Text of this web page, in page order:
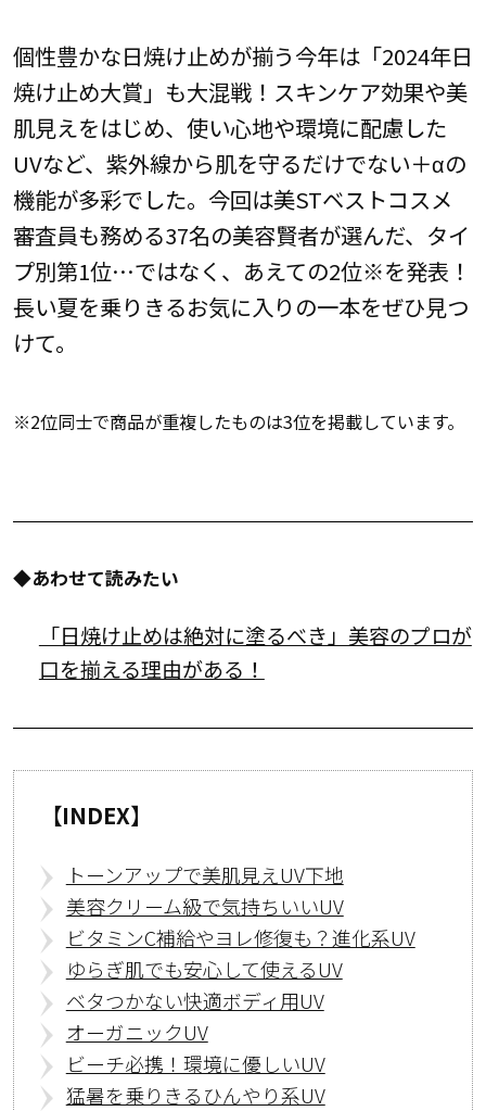
個性豊かな日焼け止めが揃う今年は「2024年日
焼け止め大賞」も大混戦！スキンケア効果や美
肌見えをはじめ、使い心地や環境に配慮した
UVなど、紫外線から肌を守るだけでない＋αの
機能が多彩でした。今回は美STベストコスメ
審査員も務める37名の美容賢者が選んだ、タイ
プ別第1位…ではなく、あえての2位※を発表！
長い夏を乗りきるお気に入りの一本をぜひ見つ
けて。
※2位同士で商品が重複したものは3位を掲載しています。
◆あわせて読みたい
「日焼け止めは絶対に塗るべき」美容のプロが
口を揃える理由がある！
【INDEX】
トーンアップで美肌見えUV下地
美容クリーム級で気持ちいいUV
ビタミンC補給やヨレ修復も？進化系UV
ゆらぎ肌でも安心して使えるUV
ベタつかない快適ボディ用UV
オーガニックUV
ビーチ必携！環境に優しいUV
猛暑を乗りきるひんやり系UV